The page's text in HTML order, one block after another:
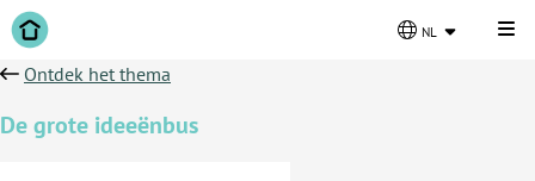
nl
Ontdek het thema
De grote ideeënbus